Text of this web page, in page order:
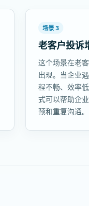
场景 3
老客户投诉
这个场景在老
出现。当企业
程不畅、效率
式可以帮助企
预和重复沟通。